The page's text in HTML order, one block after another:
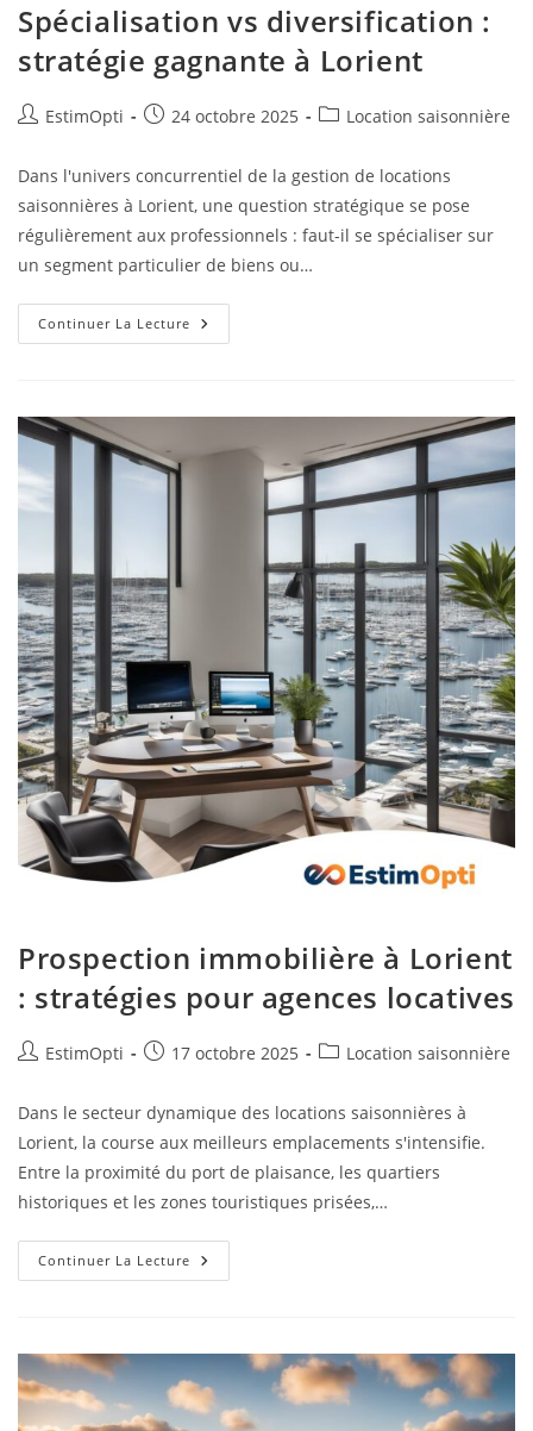
Spécialisation vs diversification :
stratégie gagnante à Lorient
EstimOpti 24 octobre 2025 Location saisonnière
Dans l'univers concurrentiel de la gestion de locations
saisonnières à Lorient, une question stratégique se pose
régulièrement aux professionnels : faut-il se spécialiser sur
un segment particulier de biens ou…
Continuer La Lecture
Prospection immobilière à Lorient
: stratégies pour agences locatives
EstimOpti 17 octobre 2025 Location saisonnière
Dans le secteur dynamique des locations saisonnières à
Lorient, la course aux meilleurs emplacements s'intensifie.
Entre la proximité du port de plaisance, les quartiers
historiques et les zones touristiques prisées,…
Continuer La Lecture